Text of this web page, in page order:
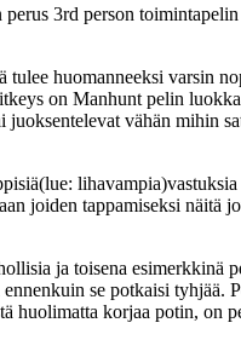
3rd person
huomanneeksi varsin
on Manhunt pelin
vähän mihin
joiden tappamiseksi näitä
ja toisena esimerkkinä
se potkaisi tyhjää.
huolimatta korjaa potin, on